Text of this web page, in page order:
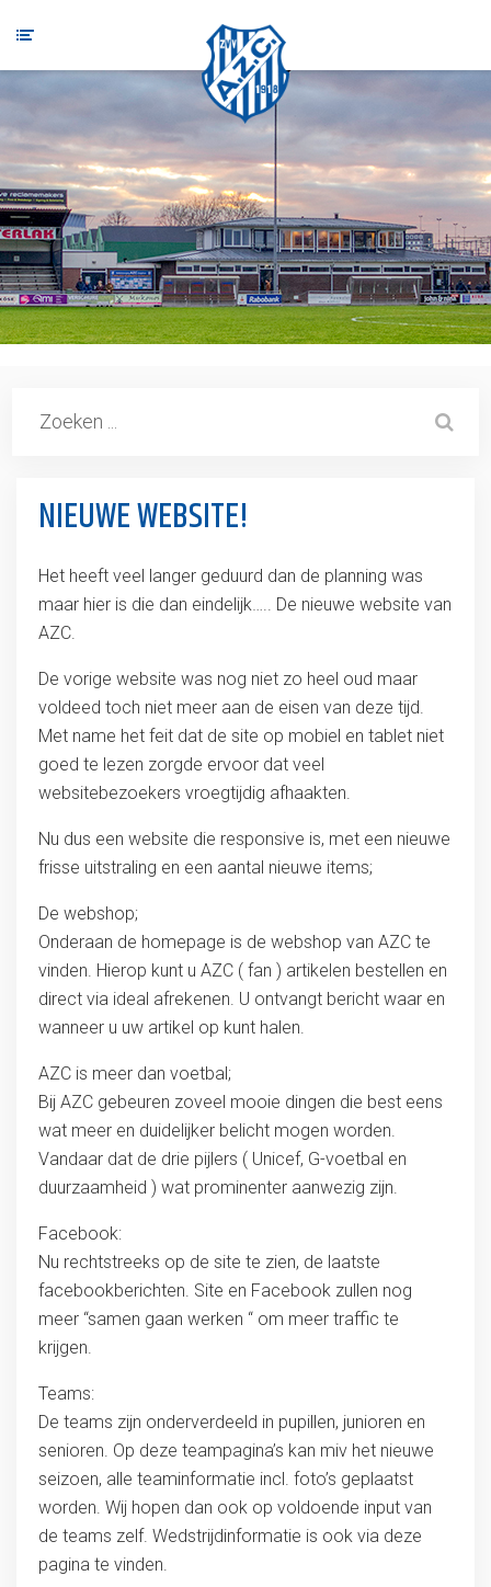
NIEUWE WEBSITE!
Het heeft veel langer geduurd dan de planning was
maar hier is die dan eindelijk….. De nieuwe website van
AZC.
De vorige website was nog niet zo heel oud maar
voldeed toch niet meer aan de eisen van deze tijd.
Met name het feit dat de site op mobiel en tablet niet
goed te lezen zorgde ervoor dat veel
websitebezoekers vroegtijdig afhaakten.
Nu dus een website die responsive is, met een nieuwe
frisse uitstraling en een aantal nieuwe items;
De webshop;
Onderaan de homepage is de webshop van AZC te
vinden. Hierop kunt u AZC ( fan ) artikelen bestellen en
direct via ideal afrekenen. U ontvangt bericht waar en
wanneer u uw artikel op kunt halen.
AZC is meer dan voetbal;
Bij AZC gebeuren zoveel mooie dingen die best eens
wat meer en duidelijker belicht mogen worden.
Vandaar dat de drie pijlers ( Unicef, G-voetbal en
duurzaamheid ) wat prominenter aanwezig zijn.
Facebook:
Nu rechtstreeks op de site te zien, de laatste
facebookberichten. Site en Facebook zullen nog
meer “samen gaan werken “ om meer traffic te
krijgen.
Teams:
De teams zijn onderverdeeld in pupillen, junioren en
senioren. Op deze teampagina’s kan miv het nieuwe
seizoen, alle teaminformatie incl. foto’s geplaatst
worden. Wij hopen dan ook op voldoende input van
de teams zelf. Wedstrijdinformatie is ook via deze
pagina te vinden.